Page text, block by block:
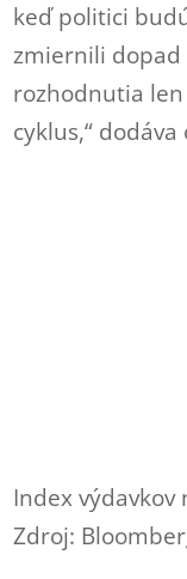
keď politici
zmiernili dopad
rozhodnutia
cyklus,“
Index
Zdroj: